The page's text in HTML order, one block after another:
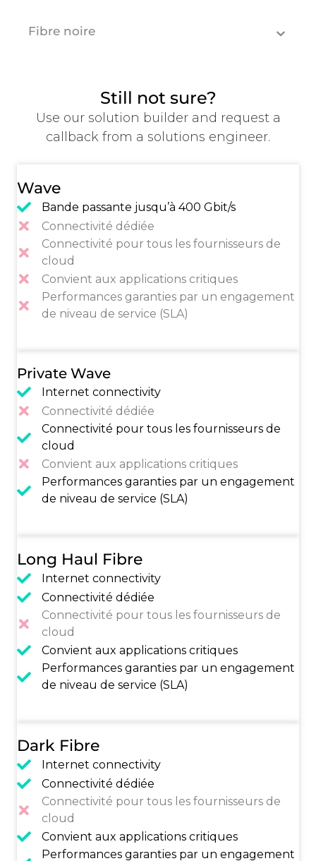
Fibre noire
Still not sure?
Use our solution builder and request a
callback from a solutions engineer.
Wave
Bande passante jusqu’à 400 Gbit/s
Connectivité dédiée
Connectivité pour tous les fournisseurs de
cloud
Convient aux applications critiques
Performances garanties par un engagement
de niveau de service (SLA)
Private Wave
Internet connectivity
Connectivité dédiée
Connectivité pour tous les fournisseurs de
cloud
Convient aux applications critiques
Performances garanties par un engagement
de niveau de service (SLA)
Long Haul Fibre
Internet connectivity
Connectivité dédiée
Connectivité pour tous les fournisseurs de
cloud
Convient aux applications critiques
Performances garanties par un engagement
de niveau de service (SLA)
Dark Fibre
Internet connectivity
Connectivité dédiée
Connectivité pour tous les fournisseurs de
cloud
Convient aux applications critiques
Performances garanties par un engagement